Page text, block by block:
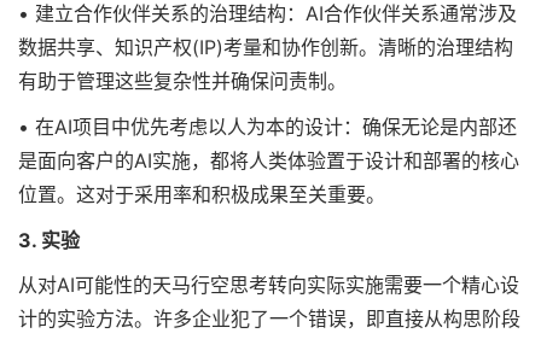
• 建立合作伙伴关系的治理结构：AI合作伙伴关系通常涉及
数据共享、知识产权(IP)考量和协作创新。清晰的治理结构
有助于管理这些复杂性并确保问责制。
• 在AI项目中优先考虑以人为本的设计：确保无论是内部还
是面向客户的AI实施，都将人类体验置于设计和部署的核心
位置。这对于采用率和积极成果至关重要。
3. 实验
从对AI可能性的天马行空思考转向实际实施需要一个精心设
计的实验方法。许多企业犯了一个错误，即直接从构思阶段